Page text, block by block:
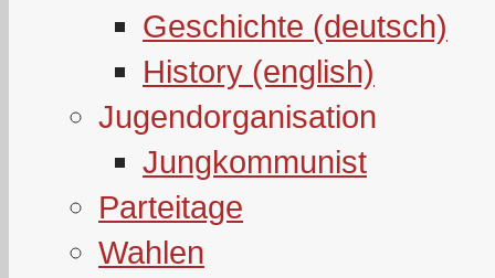
Geschichte (deutsch)
History (english)
Jugendorganisation
Jungkommunist
Parteitage
Wahlen